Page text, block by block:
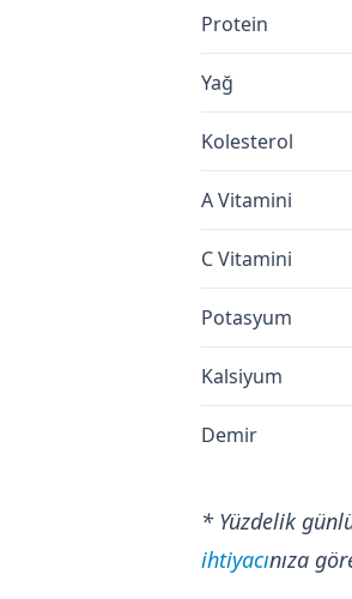
Protein
Yağ
Kolesterol
A Vitamini
C Vitamini
Potasyum
Kalsiyum
Demir
* Yüzdelik
ihtiyacınıza